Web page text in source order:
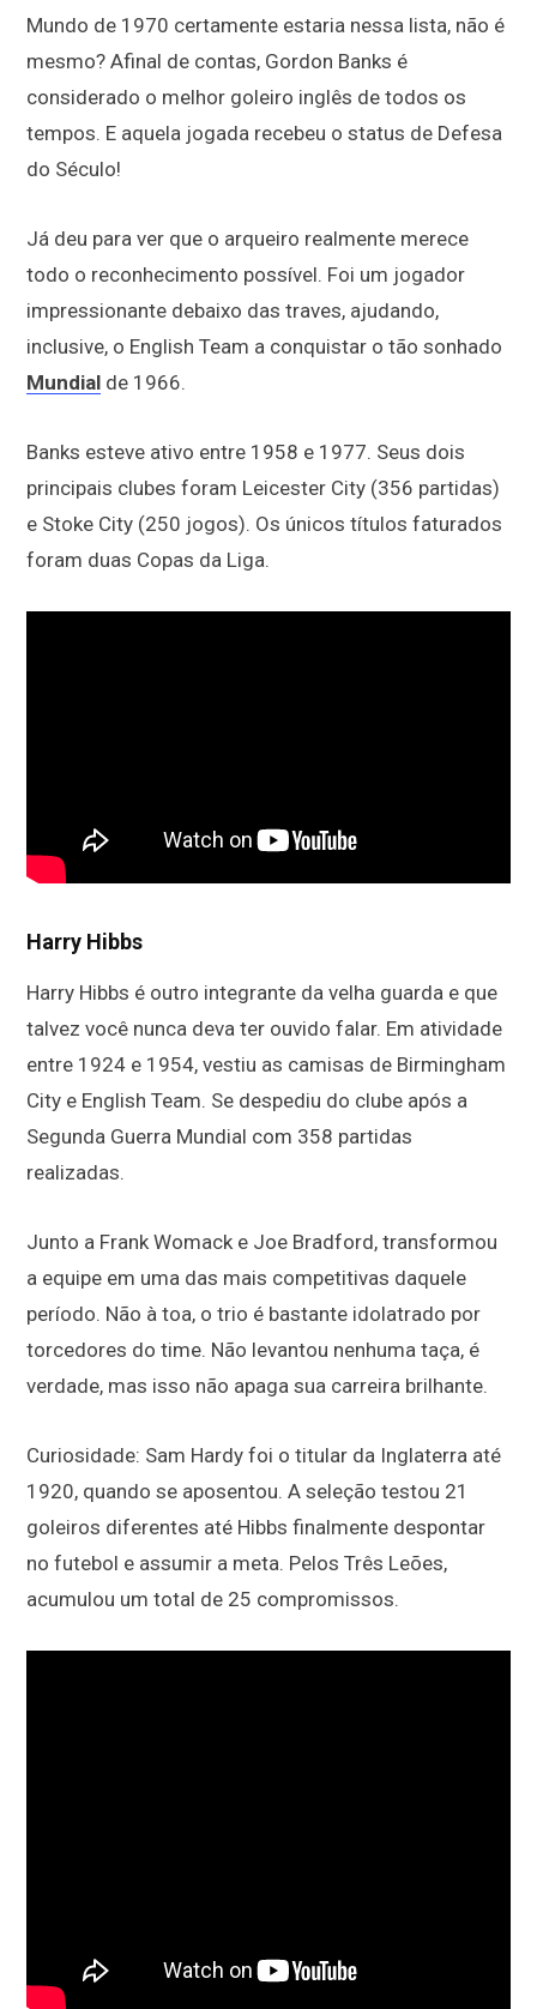
Mundo de 1970 certamente estaria nessa lista, não é
mesmo? Afinal de contas, Gordon Banks é
considerado o melhor goleiro inglês de todos os
tempos. E aquela jogada recebeu o status de Defesa
do Século!
Já deu para ver que o arqueiro realmente merece
todo o reconhecimento possível. Foi um jogador
impressionante debaixo das traves, ajudando,
inclusive, o English Team a conquistar o tão sonhado
Mundial de 1966.
Banks esteve ativo entre 1958 e 1977. Seus dois
principais clubes foram Leicester City (356 partidas)
e Stoke City (250 jogos). Os únicos títulos faturados
foram duas Copas da Liga.
Harry Hibbs
Harry Hibbs é outro integrante da velha guarda e que
talvez você nunca deva ter ouvido falar. Em atividade
entre 1924 e 1954, vestiu as camisas de Birmingham
City e English Team. Se despediu do clube após a
Segunda Guerra Mundial com 358 partidas
realizadas.
Junto a Frank Womack e Joe Bradford, transformou
a equipe em uma das mais competitivas daquele
período. Não à toa, o trio é bastante idolatrado por
torcedores do time. Não levantou nenhuma taça, é
verdade, mas isso não apaga sua carreira brilhante.
Curiosidade: Sam Hardy foi o titular da Inglaterra até
1920, quando se aposentou. A seleção testou 21
goleiros diferentes até Hibbs finalmente despontar
no futebol e assumir a meta. Pelos Três Leões,
acumulou um total de 25 compromissos.